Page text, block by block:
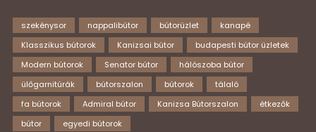
szekénysor nappalibútor bútorüzlet
kanapé
Klasszikus bútorok
Kanizsai bútor
budapesti bútor üzletek
Modern bútorok
Senator bútor
hálószoba bútor
ülőgarnitúrák
bútorszalon bútorok
tálaló
fa bútorok
Admiral bútor Kanizsa Bútorszalon
étkezők
bútor
egyedi bútorok